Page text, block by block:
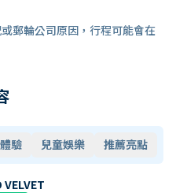
郵輪公司原因，行程可能會在
驗 兒童娛樂 推薦亮點
VELVET